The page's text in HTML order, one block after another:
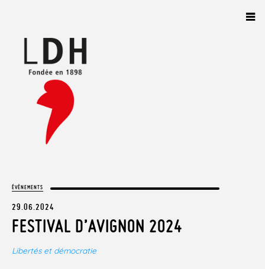
ÉVÈNEMENTS
29.06.2024
FESTIVAL D’AVIGNON 2024
Libertés et démocratie